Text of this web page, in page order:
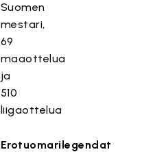
Suomen
mestari,
69
maaottelua
ja
510
liigaottelua
Erotuomarilegendat